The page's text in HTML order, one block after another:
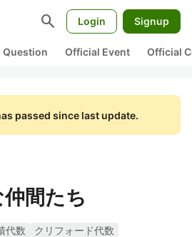
search Login Signup
Question Official Event Official
passed since last update.
間たち
代数
クリフォード代数